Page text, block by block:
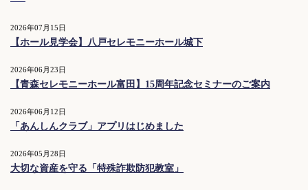
2026年07月15日
【ホール見学会】八戸セレモニーホール城下
2026年06月23日
【青森セレモニーホール富田】15周年記念セミナーのご案内
2026年06月12日
「あんしんクラブ」アプリはじめました
2026年05月28日
大切な資産を守る「特殊詐欺防犯教室」